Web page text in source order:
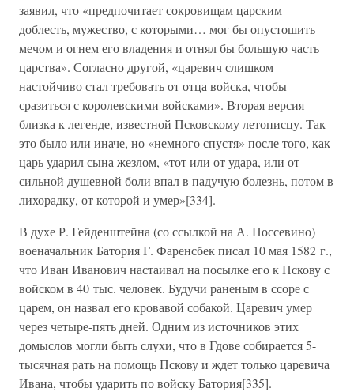
заявил, что «предпочитает сокровищам царским
доблесть, мужество, с которыми… мог бы опустошить
мечом и огнем его владения и отнял бы большую часть
царства». Согласно другой, «царевич слишком
настойчиво стал требовать от отца войска, чтобы
сразиться с королевскими войсками». Вторая версия
близка к легенде, известной Псковскому летописцу. Так
это было или иначе, но «немного спустя» после того, как
царь ударил сына жезлом, «тот или от удара, или от
сильной душевной боли впал в падучую болезнь, потом в
лихорадку, от которой и умер»[334].
В духе Р. Гейденштейна (со ссылкой на А. Поссевино)
военачальник Батория Г. Фаренсбек писал 10 мая 1582 г.,
что Иван Иванович настаивал на посылке его к Пскову с
войском в 40 тыс. человек. Будучи раненым в ссоре с
царем, он назвал его кровавой собакой. Царевич умер
через четыре-пять дней. Одним из источников этих
домыслов могли быть слухи, что в Гдове собирается 5-
тысячная рать на помощь Пскову и ждет только царевича
Ивана, чтобы ударить по войску Батория[335].